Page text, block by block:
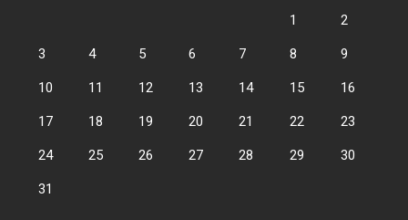
1 2
3 4 5 6 7 8 9
10 11 12 13 14 15 16
17 18 19 20 21 22 23
24 25 26 27 28 29 30
31